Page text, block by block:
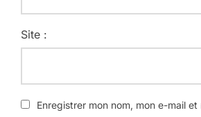
Site :
Enregistrer mon nom, mon e-mail